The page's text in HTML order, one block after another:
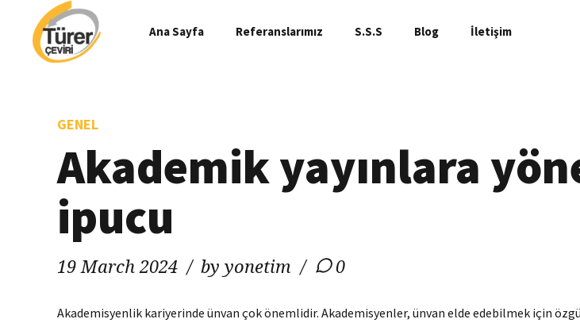
Ana Sayfa Referanslarımız S.S.S Blog İletişim
GENEL
Akademik yayınlara
ipucu
19 March 2024 by yonetim 0
Akademisyenlik kariyerinde ünvan çok önemlidir. Akademisyenler, ünvan elde edebilmek için